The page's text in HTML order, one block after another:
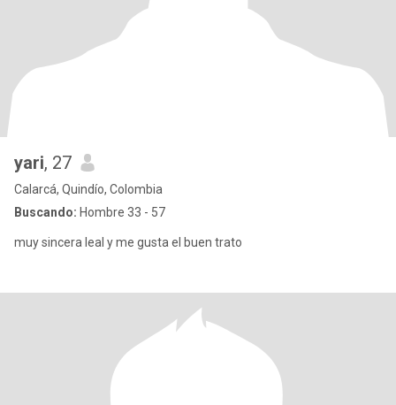
yari, 27
Calarcá, Quindío, Colombia
Buscando: Hombre 33 - 57
muy sincera leal y me gusta el buen trato